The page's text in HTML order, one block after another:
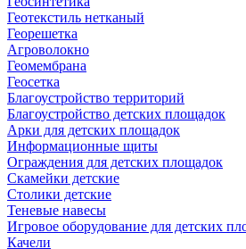
Геотекстиль нетканый
Георешетка
Агроволокно
Геомембрана
Геосетка
Благоустройство территорий
Благоустройство детских площадок
Арки для детских площадок
Информационные щиты
Ограждения для детских площадок
Скамейки детские
Столики детские
Теневые навесы
Игровое оборудование для детских
Качели